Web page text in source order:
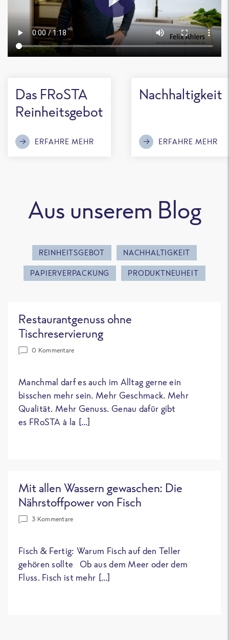
Das FRoSTA
Reinheitsgebot
ERFAHRE MEHR
Nachhaltigkeit
ERFAHRE MEHR
Aus unserem Blog
REINHEITSGEBOT NACHHALTIGKEIT
PAPIERVERPACKUNG PRODUKTNEUHEIT
Restaurantgenuss ohne
Tischreservierung
0 Kommentare
Manchmal darf es auch im Alltag gerne ein
bisschen mehr sein. Mehr Geschmack. Mehr
Qualität. Mehr Genuss. Genau dafür gibt
es FRoSTA à la […]
Mit allen Wassern gewaschen: Die
Nährstoffpower von Fisch
3 Kommentare
Fisch & Fertig: Warum Fisch auf den Teller
gehören sollte Ob aus dem Meer oder dem
Fluss. Fisch ist mehr […]